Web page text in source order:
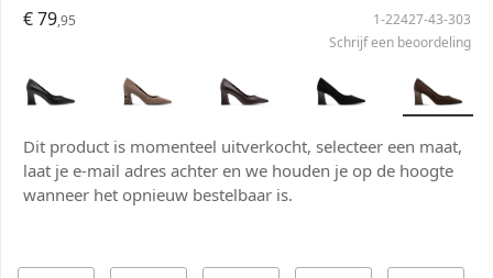
€ 79,95
1-22427-43-303
Schrijf een beoordeling
Dit product is momenteel uitverkocht, selecteer een maat,
laat je e-mail adres achter en we houden je op de hoogte
wanneer het opnieuw bestelbaar is.